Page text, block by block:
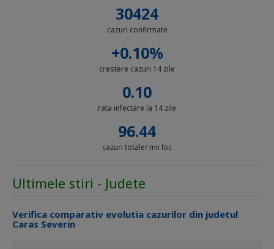
30424
cazuri confirmate
+0.10%
crestere cazuri 14 zile
0.10
rata infectare la 14 zile
96.44
cazuri totale/ mii loc
Ultimele stiri - Judete
Verifica comparativ evolutia cazurilor din judetul
Caras Severin